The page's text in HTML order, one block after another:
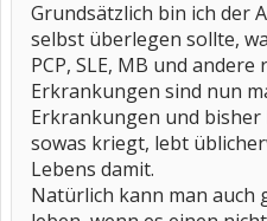
Grundsätzlich bin ich der
selbst überlegen sollte,
PCP, SLE, MB und
Erkrankungen sind nun
Erkrankungen und bisher
sowas kriegt, lebt
Lebens damit.
Natürlich kann man auch